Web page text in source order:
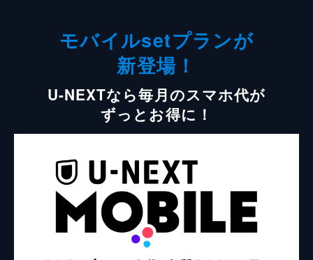
モバイルsetプランが
新登場！
U-NEXTなら毎月のスマホ代が
ずっとお得に！